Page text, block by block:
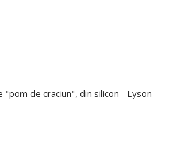
"pom de craciun", din silicon - Lyson